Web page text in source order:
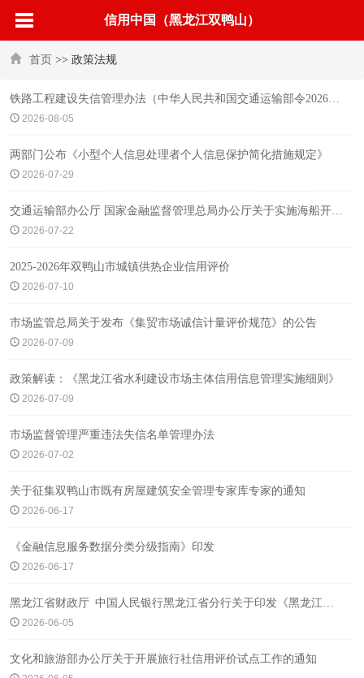
信用中国（黑龙江双鸭山）
首页 >> 政策法规
铁路工程建设失信管理办法（中华人民共和国交通运输部令2026年第15号）
2026-08-05
两部门公布《小型个人信息处理者个人信息保护简化措施规定》
2026-07-29
交通运输部办公厅 国家金融监督管理总局办公厅关于实施海船开航“一件事”的通知
2026-07-22
2025-2026年双鸭山市城镇供热企业信用评价
2026-07-10
市场监管总局关于发布《集贸市场诚信计量评价规范》的公告
2026-07-09
政策解读：《黑龙江省水利建设市场主体信用信息管理实施细则》
2026-07-09
市场监督管理严重违法失信名单管理办法
2026-07-02
关于征集双鸭山市既有房屋建筑安全管理专家库专家的通知
2026-06-17
《金融信息服务数据分类分级指南》印发
2026-06-17
黑龙江省财政厅 中国人民银行黑龙江省分行关于印发《黑龙江省小微企业增信会计数据标准试点工作方案》的通知
2026-06-05
文化和旅游部办公厅关于开展旅行社信用评价试点工作的通知